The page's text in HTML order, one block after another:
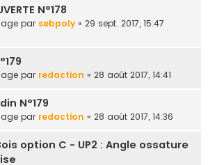
N°178
par sebpoly « 29 sept. 2017, 15:47
par redaction « 28 août 2017, 14:41
N°179
par redaction « 28 août 2017, 14:36
option C - UP2 : Angle ossature